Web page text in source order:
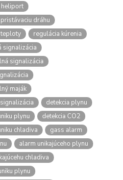
heliport
dráhu
regulácia kúrenia
signalizácia
signalizácia
maják
detekcia plynu
plynu
detekcia CO2
chladiva
gass alarm
alarm unikajúceho plynu
chladiva
plynu